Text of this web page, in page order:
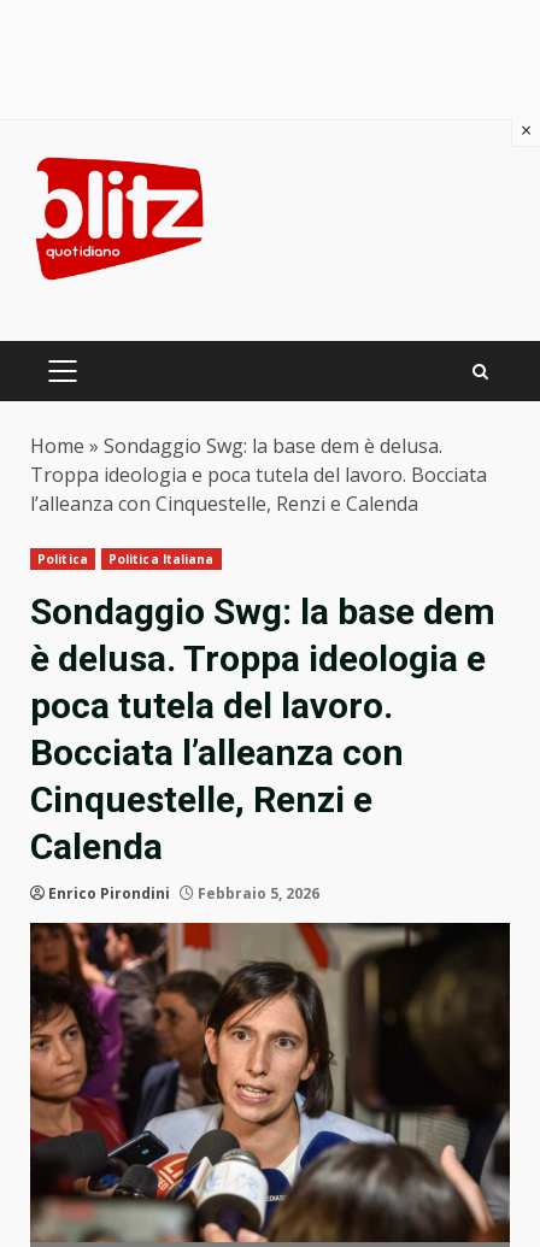
content
PRIMARY
Home » Sondaggio Swg: la base dem è delusa.
Troppa ideologia e poca tutela del lavoro. Bocciata
l’alleanza con Cinquestelle, Renzi e Calenda
Politica Politica Italiana
Sondaggio Swg: la base dem
è delusa. Troppa ideologia e
poca tutela del lavoro.
Bocciata l’alleanza con
Cinquestelle, Renzi e
Calenda
Enrico Pirondini Febbraio 5, 2026
×